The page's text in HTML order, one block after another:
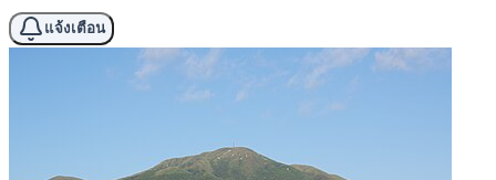
แจ้งเตือน